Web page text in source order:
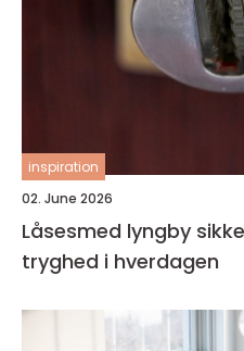
inspiration
02. June 2026
Låsesmed lyngby sikkerhed, service og
tryghed i hverdagen